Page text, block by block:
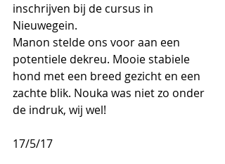
inschrijven bij de cursus in
Nieuwegein.
Manon stelde ons voor aan een
potentiele dekreu. Mooie stabiele
hond met een breed gezicht en een
zachte blik. Nouka was niet zo onder
de indruk, wij wel!
17/5/17